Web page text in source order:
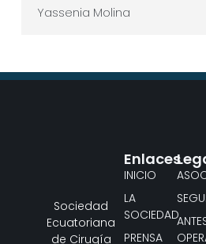
Yassenia Molina
Sociedad
Ecuatoriana
de Cirugía
Enlaces
INICIO
LA
SOCIEDAD
PRENSA